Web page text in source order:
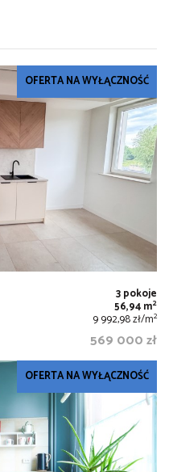
OFERTA NA WYŁĄCZNOŚĆ
3 pokoje
56,94 m2
9 992,98 zł/m2
569 000 zł
OFERTA NA WYŁĄCZNOŚĆ